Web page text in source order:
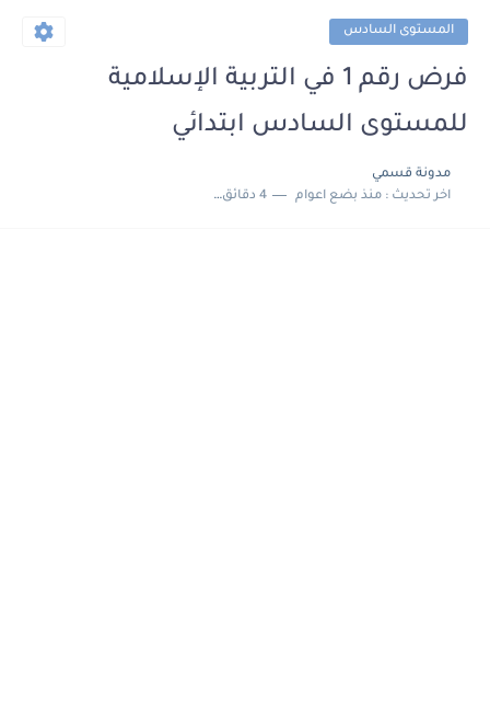
المستوى السادس
فرض رقم 1 في التربية الإسلامية
للمستوى السادس ابتدائي
مدونة قسمي
اخر تحديث :منذ بضع اعوام 4 دقائق للقراءة